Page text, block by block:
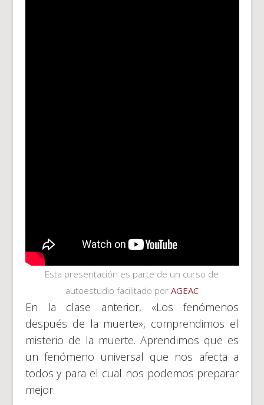
Esta presentación es parte de un curso de
autoestudio facilitado por AGEAC
En la clase anterior, «Los fenómenos
después de la muerte», comprendimos el
misterio de la muerte. Aprendimos que es
un fenómeno universal que nos afecta a
todos y para el cual nos podemos preparar
mejor.